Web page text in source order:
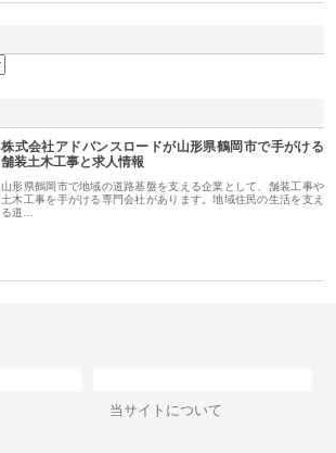
株式会社アドバンスロードが山形県鶴岡市で手がける
舗装土木工事と求人情報
山形県鶴岡市で地域の道路基盤を支える企業として、舗装工事や
土木工事を手がける専門会社があります。地域住民の生活を支え
る道…
当サイトについて